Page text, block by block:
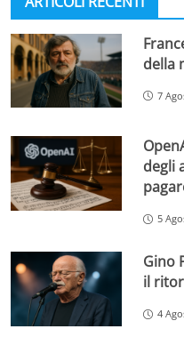
della
7
degli
5
Gino
il
4